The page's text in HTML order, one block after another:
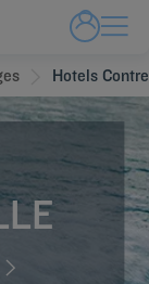
Hotels